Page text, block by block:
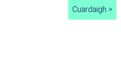
Cuardaigh >